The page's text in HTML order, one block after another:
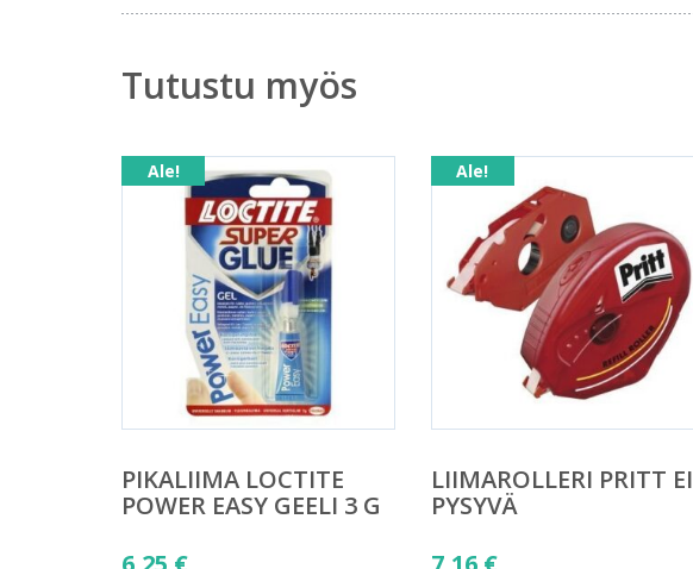
Tutustu myös
Ale!
PIKALIIMA LOCTITE
POWER EASY GEELI 3 G
Alkuperäinen
Ale!
LIIMAROLLERI PRITT EI
PYSYVÄ
Alkuperäinen